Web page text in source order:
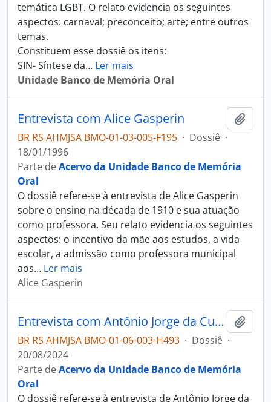
temática LGBT. O relato evidencia os seguintes
aspectos: carnaval; preconceito; arte; entre outros
temas.
Constituem esse dossiê os itens:
SIN- Síntese da… Ler mais
Unidade Banco de Memória Oral
Entrevista com Alice Gasperin
BR RS AHMJSA BMO-01-03-005-F195 · Dossiê ·
18/01/1996
Parte deAcervo da Unidade Banco de Memória
Oral
O dossiê refere-se à entrevista de Alice Gasperin
sobre o ensino na década de 1910 e sua atuação
como professora. Seu relato evidencia os seguintes
aspectos: o incentivo da mãe aos estudos, a vida
escolar, a admissão como professora municipal
aos… Ler mais
Alice Gasperin
Entrevista com Antônio Jorge da Cunha
BR RS AHMJSA BMO-01-06-003-H493 · Dossiê ·
20/08/2024
Parte deAcervo da Unidade Banco de Memória
Oral
O dossiê refere-se à entrevista de Antônio Jorge da